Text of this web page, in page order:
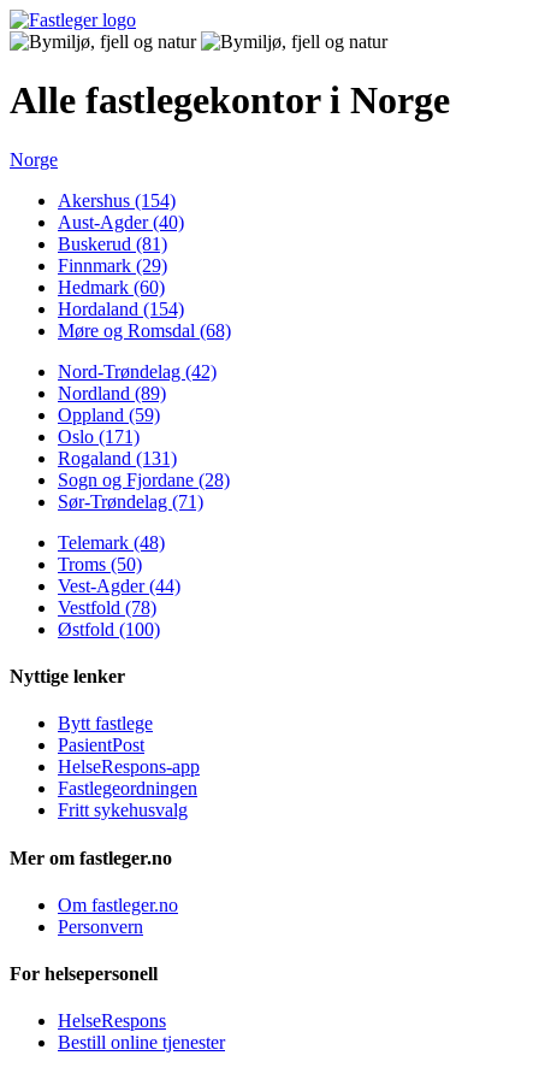
Alle fastlegekontor i Norge
Norge
Akershus (154)
Aust-Agder (40)
Buskerud (81)
Finnmark (29)
Hedmark (60)
Hordaland (154)
Møre og Romsdal (68)
Nord-Trøndelag (42)
Nordland (89)
Oppland (59)
Oslo (171)
Rogaland (131)
Sogn og Fjordane (28)
Sør-Trøndelag (71)
Telemark (48)
Troms (50)
Vest-Agder (44)
Vestfold (78)
Østfold (100)
Nyttige lenker
Bytt fastlege
PasientPost
HelseRespons-app
Fastlegeordningen
Fritt sykehusvalg
Mer om fastleger.no
Om fastleger.no
Personvern
For helsepersonell
HelseRespons
Bestill online tjenester